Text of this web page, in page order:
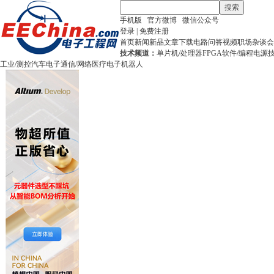
搜索
手机版
官方微博
微信公众号
登录 免费注册
首页新闻新品文章下载电路问答视频职场杂谈
技术频道： 单片机/处理器FPGA软件/编程电源
工业/测控汽车电子通信/网络医疗电子机器人